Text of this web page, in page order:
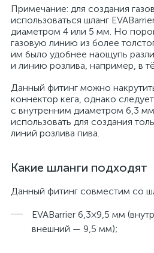
Примечание: для создания
использоваться шланг
диаметром 4 или 5 мм. Но
газовую линию из более
им было удобнее наощупь
и линию розлива, например, в
Данный фитинг можно
коннектор кега, однако
с внутренним диаметром 6,3
использовать для создания
линий розлива пива.
Какие шланги подходят
Данный фитинг совместим со
EVABarrier 6,3×9,5 мм
внешний — 9,5 мм);